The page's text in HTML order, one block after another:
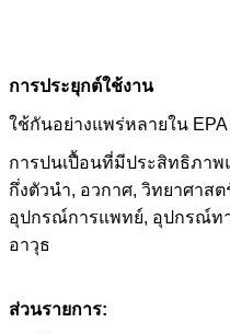
การประยุกต์ใช้งาน
ใช้กันอย่างแพร่หลายใน
การปนเปื้อนที่มีประสิทธิภา
กึ่งตัวนำ, อวกาศ, วิทยาศาส
อุปกรณ์การแพทย์, อุปกรณ์ท
อาวุธ
ส่วนรายการ: